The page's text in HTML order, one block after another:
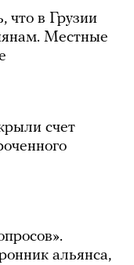
что в Грузии
Местные
счет
альянса,